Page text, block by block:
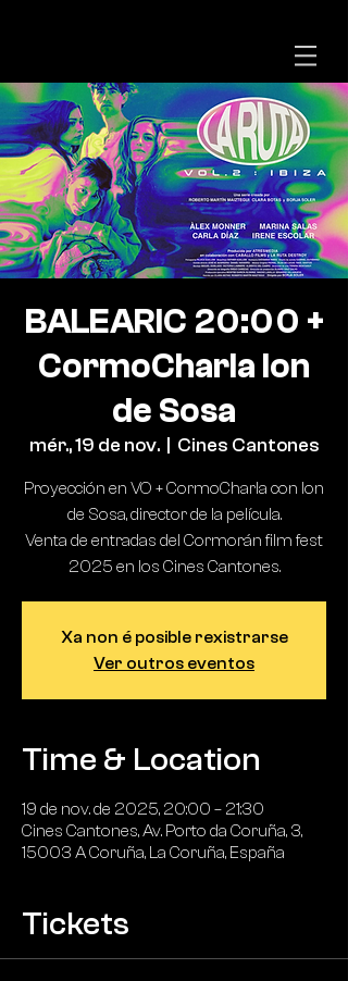
BALEARIC 20:00 +
CormoCharla Ion
de Sosa
mér., 19 de nov.
  |
Cines Cantones
Proyección en VO + CormoCharla con Ion
de Sosa, director de la película.
Venta de entradas del Cormorán film fest
2025 en los Cines Cantones.
Xa non é posible rexistrarse
Ver outros eventos
Time & Location
19 de nov. de 2025, 20:00 – 21:30
Cines Cantones, Av. Porto da Coruña, 3,
15003 A Coruña, La Coruña, España
Tickets